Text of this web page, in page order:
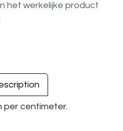
het werkelijke product
per centimeter.